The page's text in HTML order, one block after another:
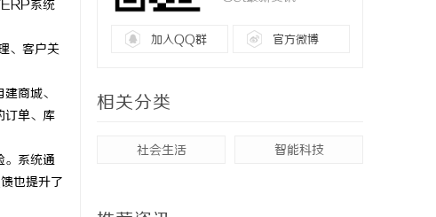
ERP系统
、客户关
商城、
订单、库
。系统通
也提升了
加入QQ群 官方微博
相关分类
社会生活 智能科技